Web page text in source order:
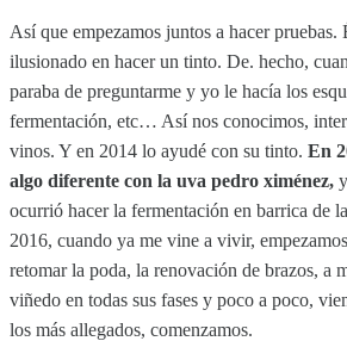
Así que empezamos juntos a hacer pruebas.
ilusionado en hacer un tinto. De. hecho,
paraba de preguntarme y yo le hacía los
fermentación, etc… Así nos conocimos,
vinos. Y en 2014 lo ayudé con su tinto. En
algo diferente con la uva pedro ximénez,
ocurrió hacer la fermentación en barrica de
2016, cuando ya me vine a vivir,
retomar la poda, la renovación de brazos, a
viñedo en todas sus fases y poco a poco,
los más allegados, comenzamos.